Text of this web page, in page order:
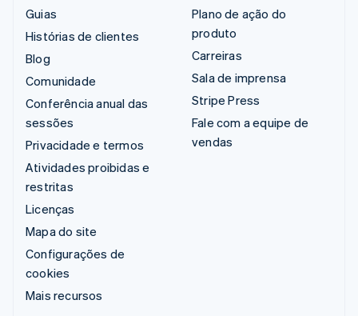
Guias
Histórias de clientes
Blog
Comunidade
Conferência anual das
sessões
Privacidade e termos
Atividades proibidas e
restritas
Licenças
Mapa do site
Configurações de
cookies
Mais recursos
Plano de ação do
produto
Carreiras
Sala de imprensa
Stripe Press
Fale com a equipe de
vendas